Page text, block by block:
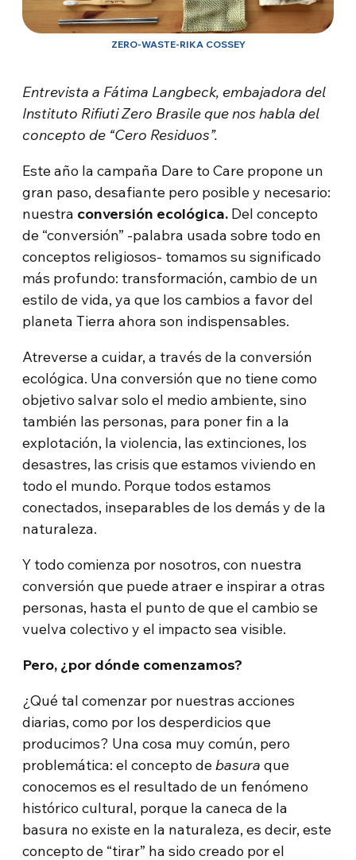
ZERO-WASTE-RIKA COSSEY
Entrevista a Fátima Langbeck, embajadora del
Instituto Rifiuti Zero Brasile que nos habla del
concepto de “Cero Residuos”.
Este año la campaña Dare to Care propone un
gran paso, desafiante pero posible y necesario:
nuestra conversión ecológica. Del concepto
de “conversión” -palabra usada sobre todo en
conceptos religiosos- tomamos su significado
más profundo: transformación, cambio de un
estilo de vida, ya que los cambios a favor del
planeta Tierra ahora son indispensables.
Atreverse a cuidar, a través de la conversión
ecológica. Una conversión que no tiene como
objetivo salvar solo el medio ambiente, sino
también las personas, para poner fin a la
explotación, la violencia, las extinciones, los
desastres, las crisis que estamos viviendo en
todo el mundo. Porque todos estamos
conectados, inseparables de los demás y de la
naturaleza.
Y todo comienza por nosotros, con nuestra
conversión que puede atraer e inspirar a otras
personas, hasta el punto de que el cambio se
vuelva colectivo y el impacto sea visible.
Pero, ¿por dónde comenzamos?
¿Qué tal comenzar por nuestras acciones
diarias, como por los desperdicios que
producimos? Una cosa muy común, pero
problemática: el concepto debasuraque
conocemos es el resultado de un fenómeno
histórico cultural, porque la caneca de la
basura no existe en la naturaleza, es decir, este
concepto de “tirar” ha sido creado por el